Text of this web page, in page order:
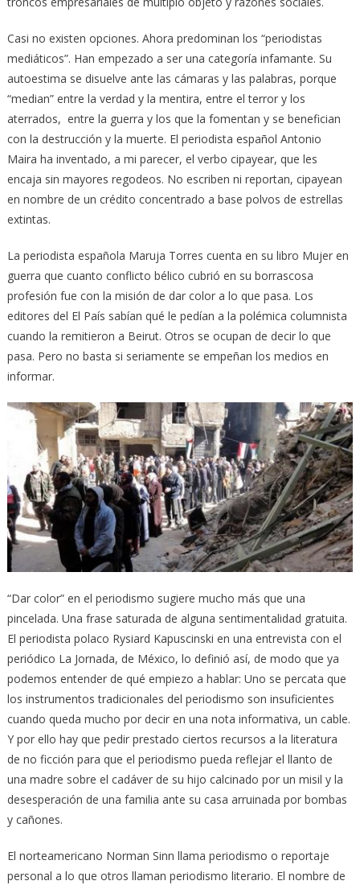
Casi no existen opciones. Ahora predominan los “periodistas
mediáticos”. Han empezado a ser una categoría infamante. Su
autoestima se disuelve ante las cámaras y las palabras, porque
“median” entre la verdad y la mentira, entre el terror y los
aterrados, entre la guerra y los que la fomentan y se benefician
con la destrucción y la muerte. El periodista español Antonio
Maira ha inventado, a mi parecer, el verbo cipayear, que les
encaja sin mayores regodeos. No escriben ni reportan, cipayean
en nombre de un crédito concentrado a base polvos de estrellas
extintas.
La periodista española Maruja Torres cuenta en su libro Mujer en
guerra que cuanto conflicto bélico cubrió en su borrascosa
profesión fue con la misión de dar color a lo que pasa. Los
editores del El País sabían qué le pedían a la polémica columnista
cuando la remitieron a Beirut. Otros se ocupan de decir lo que
pasa. Pero no basta si seriamente se empeñan los medios en
informar.
“Dar color” en el periodismo sugiere mucho más que una
pincelada. Una frase saturada de alguna sentimentalidad gratuita.
El periodista polaco Rysiard Kapuscinski en una entrevista con el
periódico La Jornada, de México, lo definió así, de modo que ya
podemos entender de qué empiezo a hablar: Uno se percata que
los instrumentos tradicionales del periodismo son insuficientes
cuando queda mucho por decir en una nota informativa, un cable.
Y por ello hay que pedir prestado ciertos recursos a la literatura
de no ficción para que el periodismo pueda reflejar el llanto de
una madre sobre el cadáver de su hijo calcinado por un misil y la
desesperación de una familia ante su casa arruinada por bombas
y cañones.
El norteamericano Norman Sinn llama periodismo o reportaje
personal a lo que otros llaman periodismo literario. El nombre de